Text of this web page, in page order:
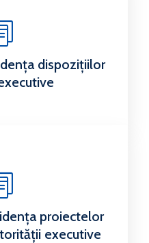
dispozițiilor
proiectelor
executive